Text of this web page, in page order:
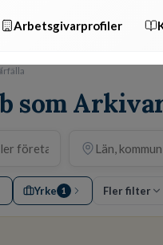
Arbetsgivarprofiler
som
Yrke 1 Fler filter